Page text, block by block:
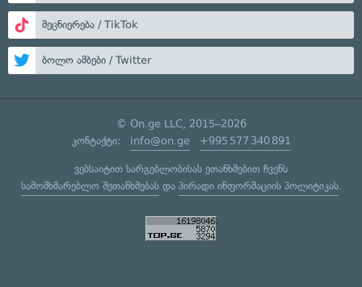
მეცნიერება / TikTok
ბოლო ამბები / Twitter
© On.ge LLC, 2015–2026
კონტაქტი: info@on.ge +995 577 340 891
ვებსაიტით სარგებლობისას ეთანხმებით ჩვენს
სამომხმარებლო შეთანხმებასდა პირადი ინფორმაციის პოლიტიკას.